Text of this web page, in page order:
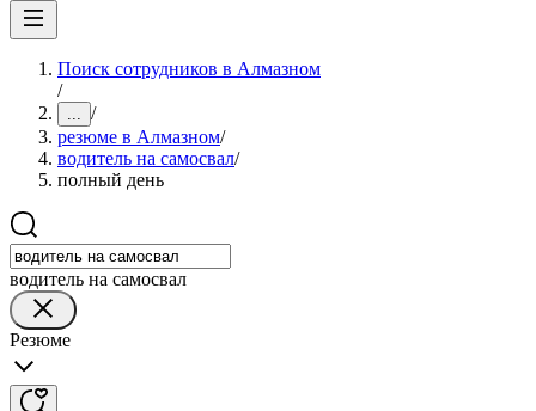
Поиск сотрудников в Алмазном
/
... /
резюме в Алмазном/
водитель на самосвал/
полный день
водитель на самосвал
Резюме